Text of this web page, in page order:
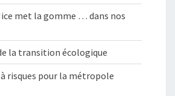
met la gomme … dans nos
la transition écologique
risques pour la métropole